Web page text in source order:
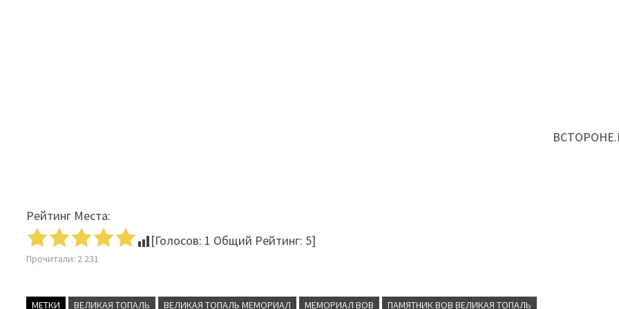
Рейтинг Места:
[Голосов: 1 Общий Рейтинг: 5]
Прочитали: 2 231
МЕТКИ ВЕЛИКАЯ ТОПАЛЬ ВЕЛИКАЯ ТОПАЛЬ МЕМОРИАЛ МЕМОРИАЛ ВОВ ПАМЯТНИК ВОВ ВЕЛИКАЯ ТОПАЛЬ